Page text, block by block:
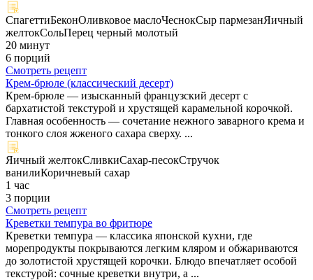
СпагеттиБеконОливковое маслоЧеснокСыр пармезанЯичный
желтокСольПерец черный молотый
20 минут
6 порций
Смотреть рецепт
Крем-брюле (классический десерт)
Крем-брюле — изысканный французский десерт с
бархатистой текстурой и хрустящей карамельной корочкой.
Главная особенность — сочетание нежного заварного крема и
тонкого слоя жженого сахара сверху. ...
Яичный желтокСливкиСахар-песокСтручок
ванилиКоричневый сахар
1 час
3 порции
Смотреть рецепт
Креветки темпура во фритюре
Креветки темпура — классика японской кухни, где
морепродукты покрываются легким кляром и обжариваются
до золотистой хрустящей корочки. Блюдо впечатляет особой
текстурой: сочные креветки внутри, а ...